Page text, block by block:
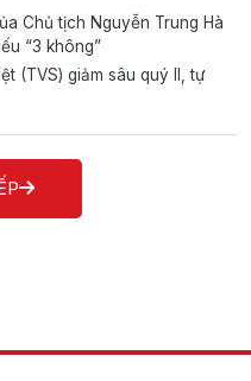
Chủ tịch Nguyễn Trung Hà
“3 không”
(TVS) giảm sâu quý II, tự